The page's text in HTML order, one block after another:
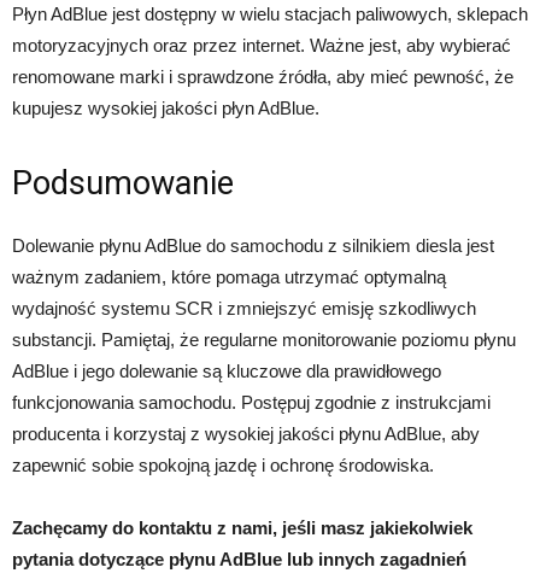
Płyn AdBlue jest dostępny w wielu stacjach paliwowych, sklepach
motoryzacyjnych oraz przez internet. Ważne jest, aby wybierać
renomowane marki i sprawdzone źródła, aby mieć pewność, że
kupujesz wysokiej jakości płyn AdBlue.
Podsumowanie
Dolewanie płynu AdBlue do samochodu z silnikiem diesla jest
ważnym zadaniem, które pomaga utrzymać optymalną
wydajność systemu SCR i zmniejszyć emisję szkodliwych
substancji. Pamiętaj, że regularne monitorowanie poziomu płynu
AdBlue i jego dolewanie są kluczowe dla prawidłowego
funkcjonowania samochodu. Postępuj zgodnie z instrukcjami
producenta i korzystaj z wysokiej jakości płynu AdBlue, aby
zapewnić sobie spokojną jazdę i ochronę środowiska.
Zachęcamy do kontaktu z nami, jeśli masz jakiekolwiek
pytania dotyczące płynu AdBlue lub innych zagadnień